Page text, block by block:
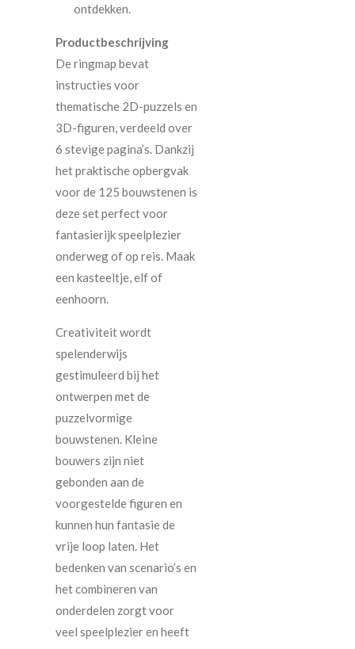
ontdekken.
Productbeschrijving
De ringmap bevat
instructies voor
thematische 2D-puzzels en
3D-figuren, verdeeld over
6 stevige pagina’s. Dankzij
het praktische opbergvak
voor de 125 bouwstenen is
deze set perfect voor
fantasierijk speelplezier
onderweg of op reis. Maak
een kasteeltje, elf of
eenhoorn.
Creativiteit wordt
spelenderwijs
gestimuleerd bij het
ontwerpen met de
puzzelvormige
bouwstenen. Kleine
bouwers zijn niet
gebonden aan de
voorgestelde figuren en
kunnen hun fantasie de
vrije loop laten. Het
bedenken van scenario’s en
het combineren van
onderdelen zorgt voor
veel speelplezier en heeft